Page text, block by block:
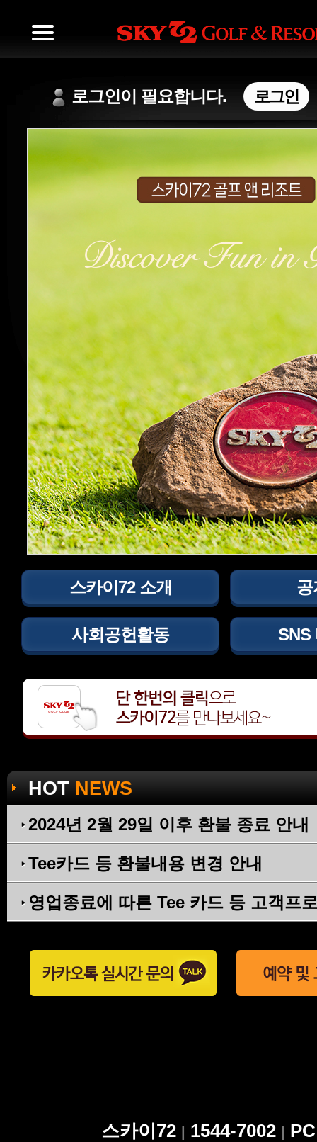
로그인이 필요합니다. 로그인
스카이72 소개 공
사회공헌활동 SNS
HOTNEWS
2024년 2월 29일 이후 환불 종료 안내
Tee카드 등 환불내용 변경 안내
영업종료에 따른 Tee 카드 등 고객프
스카이72 1544-7002